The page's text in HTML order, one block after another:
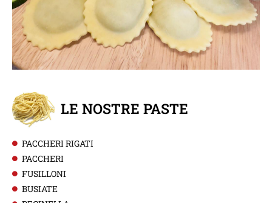
LE NOSTRE PASTE
PACCHERI RIGATI
PACCHERI
FUSILLONI
BUSIATE